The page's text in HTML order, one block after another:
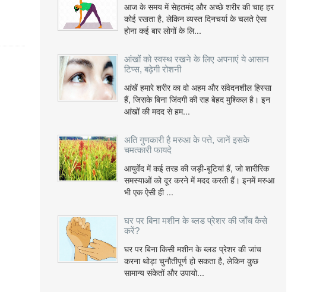
आज के समय में सेहतमंद और अच्छे शरीर की चाह हर
कोई रखता है, लेकिन व्यस्त दिनचर्या के चलते ऐसा
होना कई बार लोगों के लि...
आंखों को स्वस्थ रखने के लिए अपनाएं ये आसान
टिप्स, बढ़ेगी रोशनी
आंखें हमारे शरीर का वो अहम और संवेदनशील हिस्सा
हैं, जिसके बिना जिंदगी की राह बेहद मुश्किल है। इन
आंखों की मदद से हम...
अति गुणकारी है मरुआ के पत्ते, जानें इसके
चमत्कारी फायदे
आयुर्वेद में कई तरह की जड़ी-बूटियां हैं, जो शारीरिक
समस्याओं को दूर करने में मदद करती हैं। इनमें मरुआ
भी एक ऐसी ही ...
घर पर बिना मशीन के ब्लड प्रेशर की जाँच कैसे
करें?
घर पर बिना किसी मशीन के ब्लड प्रेशर की जांच
करना थोड़ा चुनौतीपूर्ण हो सकता है, लेकिन कुछ
सामान्य संकेतों और उपायो...